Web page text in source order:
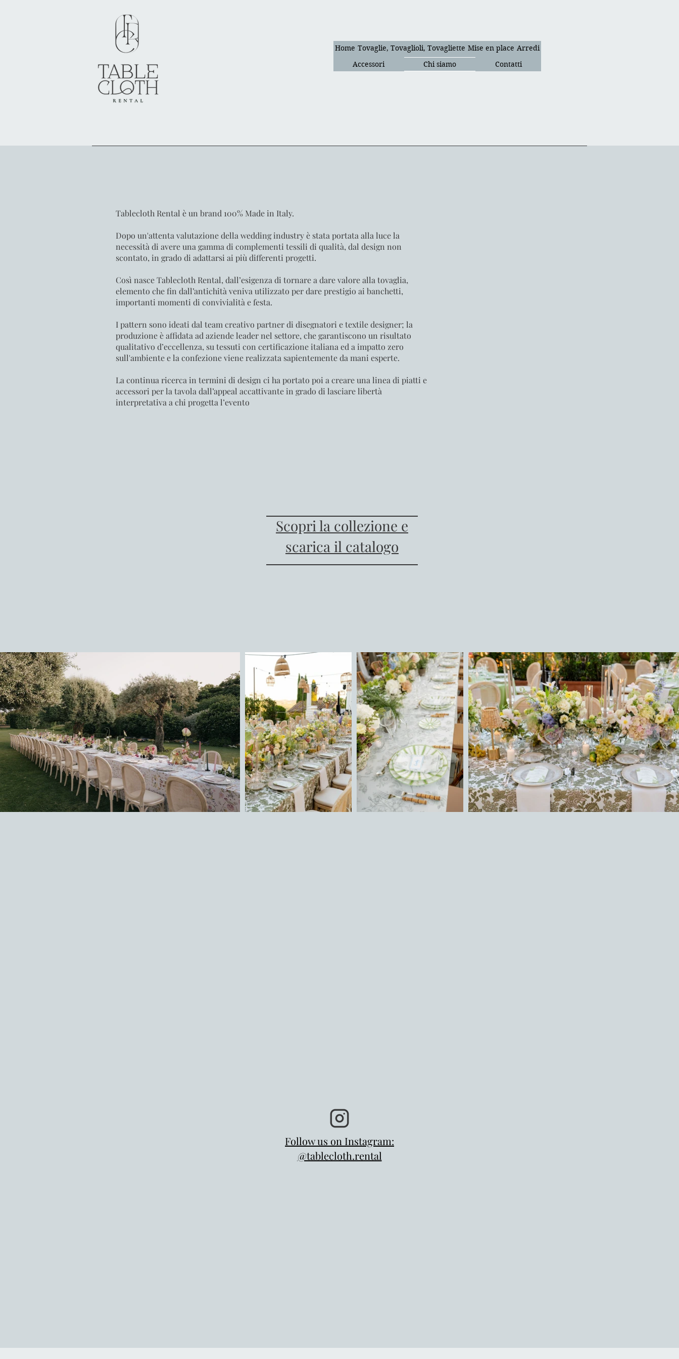
Home Tovaglie, Tovaglioli, Tovagliette Mise en place Arredi
Accessori
Chi siamo Contatti
Tablecloth Rental è un brand 100% Made in Italy.
Dopo un'attenta valutazione della wedding industry è stata portata alla luce la
necessità di avere una gamma di complementi tessili di qualità, dal design non
scontato, in grado di adattarsi ai più differenti progetti.
Così nasce Tablecloth Rental, dall’esigenza di tornare a dare valore alla tovaglia,
elemento che fin dall’antichità veniva utilizzato per dare prestigio ai banchetti,
importanti momenti di convivialità e festa.
I pattern sono ideati dal team creativo partner di disegnatori e textile designer; la
produzione è affidata ad aziende leader nel settore, che garantiscono un risultato
qualitativo d’eccellenza, su tessuti con certificazione italiana ed a impatto zero
sull'ambiente e la confezione viene realizzata sapientemente da mani esperte.
La continua ricerca in termini di design ci ha portato poi a creare una linea di piatti e
accessori per la tavola dall’appeal accattivante in grado di lasciare libertà
interpretativa a chi progetta l’evento
Scopri la collezione e
scarica il catalogo
Follow us on Instagram:
@tablecloth.rental